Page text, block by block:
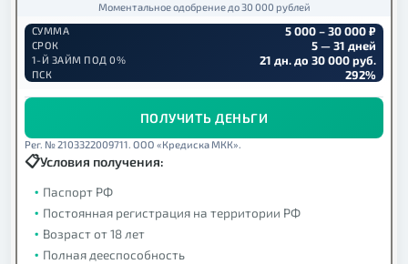
Моментальное одобрение до 30 000 рублей
СУММА
5 000 – 30 000 ₽
СРОК 5 — 31 дней
1-Й ЗАЙМ ПОД 0% 21 дн. до 30 000 руб.
ПСК 292%
ПОЛУЧИТЬ ДЕНЬГИ
Рег. № 2103322009711. ООО «Кредиска МКК».
Условия получения:
Паспорт РФ
Постоянная регистрация на территории РФ
Возраст от 18 лет
Полная дееспособность